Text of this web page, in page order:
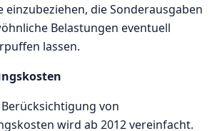
die Sonderausgaben
Belastungen eventuell
lassen.
von
wird ab 2012 vereinfacht.